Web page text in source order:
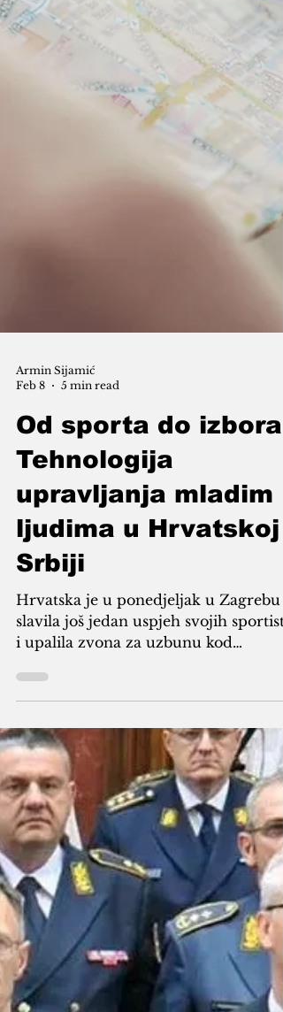
Armin Sijamić
Feb 8
5 min read
Od sporta do izbora:
Tehnologija
upravljanja mladim
ljudima u Hrvatskoj i
Srbiji
Hrvatska je u ponedjeljak u Zagrebu
slavila još jedan uspjeh svojih sportista
nema veće studentske proteste ni
opoziciju. Foto: Ilustracija Ove
sedmice uspavana politička javnost u
Hrvatskoj je nakon duže vremena
uzdrmana, što je bilo očekivano.
Osvojeno treće mjesto na Evropskom
prvenstvu u rukometu značilo je
organizaciju dočeka u Zagrebu za
reprezentativce i shodno tome, po
osvajača medalja, nastup